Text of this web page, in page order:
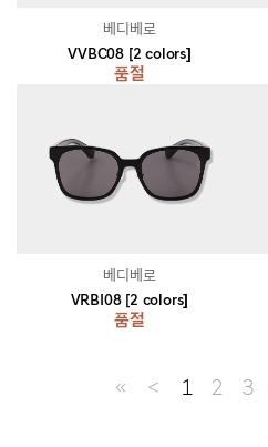
VVBC08 [2 colors]
품절
베디베로
VRBI08 [2 colors]
품절
베디베로
≪ ＜ 1 2 3